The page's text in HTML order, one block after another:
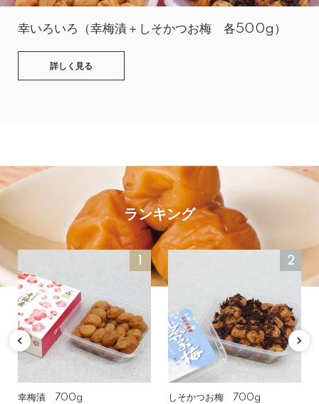
幸いろいろ（幸梅漬＋しそかつお梅 各500g）
詳しく見る
ランキング
幸梅漬 700g
2
しそかつお梅 700g